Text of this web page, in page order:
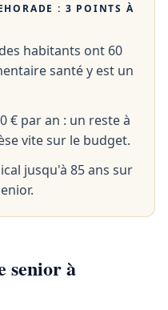
: 3 POINTS À
habitants ont 60
santé y est un
€ par an : un reste à
vite sur le budget.
jusqu'à 85 ans sur
senior à